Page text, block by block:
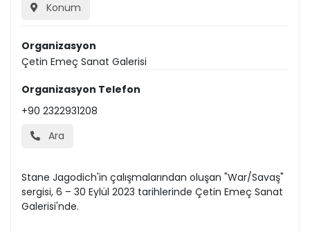
Konum
Organizasyon
Çetin Emeç Sanat Galerisi
Organizasyon Telefon
+90 2322931208
Ara
Stane Jagodich'in çalışmalarından oluşan "War/Savaş"
sergisi, 6 – 30 Eylül 2023 tarihlerinde Çetin Emeç Sanat
Galerisi'nde.